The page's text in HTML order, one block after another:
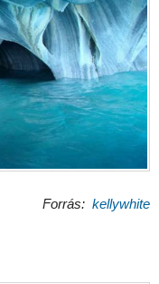
Forrás: kellywhite